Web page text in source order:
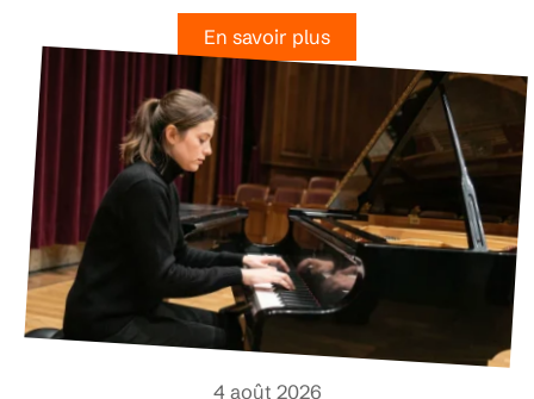
En savoir plus
4 août 2026